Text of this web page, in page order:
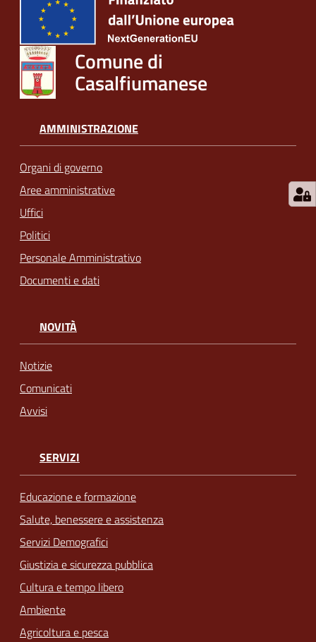
Comune di
Casalfiumanese
AMMINISTRAZIONE
Organi di governo
Aree amministrative
Uffici
Politici
Personale Amministrativo
Documenti e dati
NOVITÀ
Notizie
Comunicati
Avvisi
SERVIZI
Educazione e formazione
Salute, benessere e assistenza
Servizi Demografici
Giustizia e sicurezza pubblica
Cultura e tempo libero
Ambiente
Agricoltura e pesca